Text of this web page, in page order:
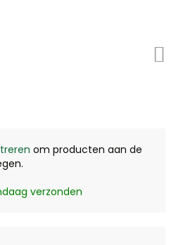
om producten aan de
verzonden